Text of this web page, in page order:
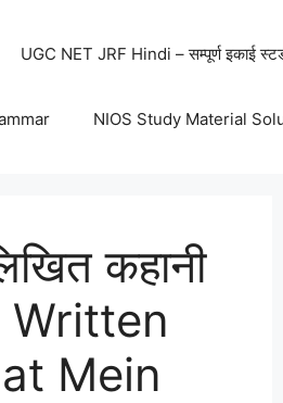
UGC NET JRF Hindi – सम्पूर्ण इकाई
NIOS Study Material
कहानी
Written
Mein